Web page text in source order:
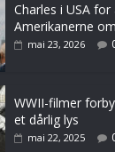
Charles i USA
Amerikanerne
mai 23, 2026
WWII-filmer
et dårlig lys
mai 22, 2025